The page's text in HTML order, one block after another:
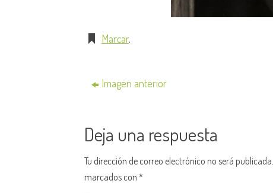
Marcar.
Imagen anterior
Deja una respuesta
Tu dirección de correo electrónico no será publicada.
marcados con*